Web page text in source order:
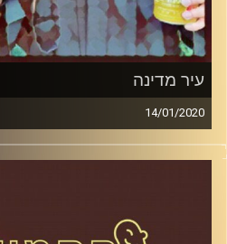
עיר מדינה
14/01/2020
החמוצים – בפעם
עם פרופסור בועז בן-דוד